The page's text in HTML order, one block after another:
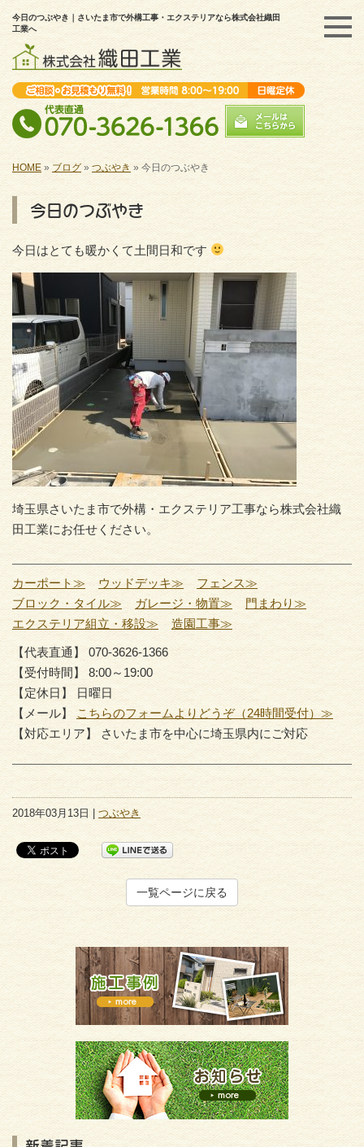
今日のつぶやき｜さいたま市で外構工事・エクステリアなら株式会社織田
工業へ
HOME » ブログ» つぶやき » 今日のつぶやき
今日のつぶやき
今日はとても暖かくて土間日和です
埼玉県さいたま市で外構・エクステリア工事なら株式会社織
田工業にお任せください。
カーポート≫ ウッドデッキ≫
フェンス≫
ブロック・タイル≫
ガレージ・物置≫
門まわり≫
エクステリア組立・移設≫
造園工事≫
【代表直通】 070-3626-1366
【受付時間】 8:00～19:00
【定休日】 日曜日
【メール】 こちらのフォームよりどうぞ（24時間受付）≫
【対応エリア】 さいたま市を中心に埼玉県内にご対応
2018年03月13日 | つぶやき
一覧ページに戻る